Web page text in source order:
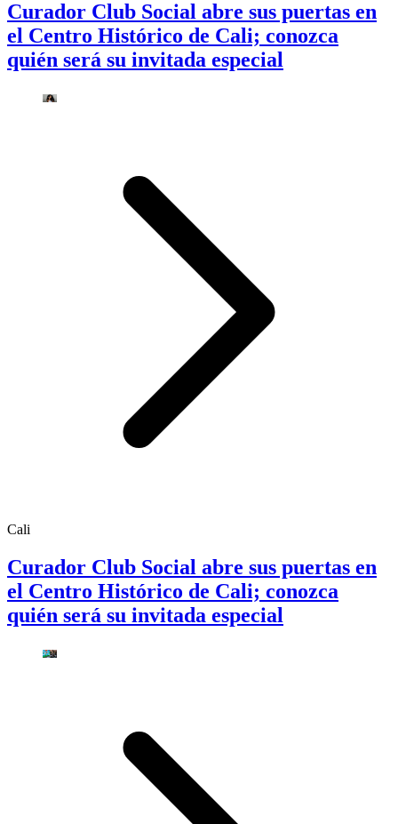
Curador Club Social abre sus puertas en
el Centro Histórico de Cali; conozca
quién será su invitada especial
Cali
Curador Club Social abre sus puertas en
el Centro Histórico de Cali; conozca
quién será su invitada especial